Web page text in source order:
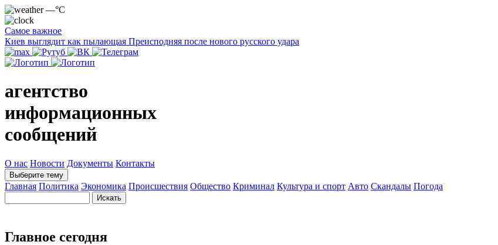
—°C
Самое важное
Киев выглядит как пылающая Преисподняя после нового русского удара
агентство
информационных
сообщений
О нас Новости Документы Контакты
Выберите тему
Главная Политика Экономика Происшествия Общество Криминал Культура и спорт Авто Скандалы Погода
Главное сегодня